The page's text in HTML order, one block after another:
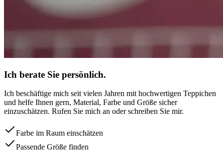
Ich berate Sie persönlich.
Ich beschäftige mich seit vielen Jahren mit hochwertigen Teppichen
und helfe Ihnen gern, Material, Farbe und Größe sicher
einzuschätzen. Rufen Sie mich an oder schreiben Sie mir.
Farbe im Raum einschätzen
Passende Größe finden